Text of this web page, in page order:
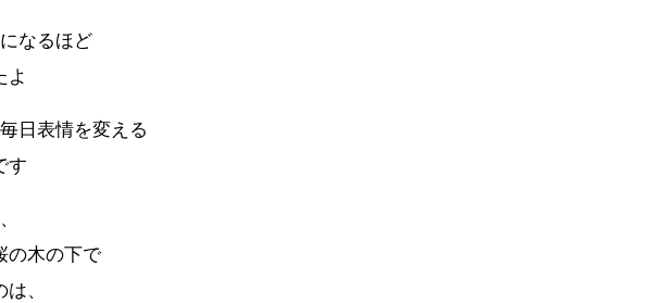
なるほど
よ
日表情を変える
す
の木の下で
、